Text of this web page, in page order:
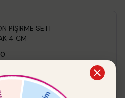
PİŞİRME SETİ
4 CM